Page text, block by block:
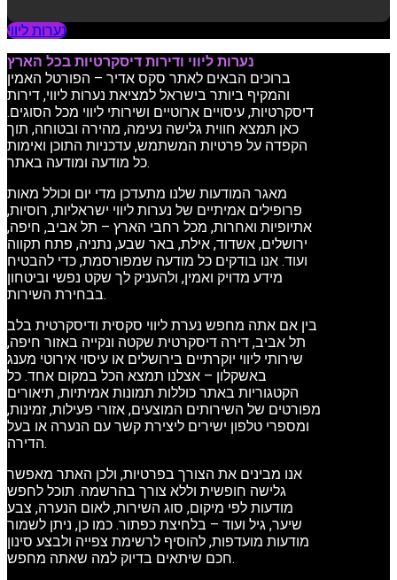
נערות ליווי
נערות ליווי ודירות דיסקרטיות בכל הארץ
ברוכים הבאים לאתר סקס אדיר – הפורטל האמין
והמקיף ביותר בישראל למציאת נערות ליווי, דירות
דיסקרטיות, עיסויים ארוטיים ושירותי ליווי מכל הסוגים.
כאן תמצא חווית גלישה נעימה, מהירה ובטוחה, תוך
הקפדה על פרטיות המשתמש, עדכניות התוכן ואימות
כל מודעה ומודעה באתר.
מאגר המודעות שלנו מתעדכן מדי יום וכולל מאות
פרופילים אמיתיים של נערות ליווי ישראליות, רוסיות,
אתיופיות ואחרות, מכל רחבי הארץ – תל אביב, חיפה,
ירושלים, אשדוד, אילת, באר שבע, נתניה, פתח תקווה
ועוד. אנו בודקים כל מודעה שמפורסמת, כדי להבטיח
מידע מדויק ואמין, ולהעניק לך שקט נפשי וביטחון
בבחירת השירות.
בין אם אתה מחפש נערת ליווי סקסית ודיסקרטית בלב
תל אביב, דירה דיסקרטית שקטה ונקייה באזור חיפה,
שירותי ליווי יוקרתיים בירושלים או עיסוי אירוטי מענג
באשקלון – אצלנו תמצא הכל במקום אחד. כל
הקטגוריות באתר כוללות תמונות אמיתיות, תיאורים
מפורטים של השירותים המוצעים, אזורי פעילות, זמינות,
ומספרי טלפון ישירים ליצירת קשר עם הנערה או בעל
הדירה.
אנו מבינים את הצורך בפרטיות, ולכן האתר מאפשר
גלישה חופשית וללא צורך בהרשמה. תוכל לחפש
מודעות לפי מיקום, סוג השירות, לאום הנערה, צבע
שיער, גיל ועוד – בלחיצת כפתור. כמו כן, ניתן לשמור
מודעות מועדפות, להוסיף לרשימת צפייה ולבצע סינון
חכם שיתאים בדיוק למה שאתה מחפש.